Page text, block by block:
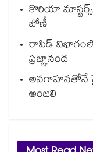
కొరియా మాస్టర్స్
బోణీ
రాపిడ్ విభాగంలో
ప్రజ్ఞానంద
అవగాహనతోనే
అంజలి